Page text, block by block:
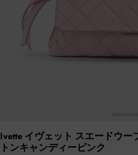
Ivette イヴェット スエードウ
トンキャンディーピンク